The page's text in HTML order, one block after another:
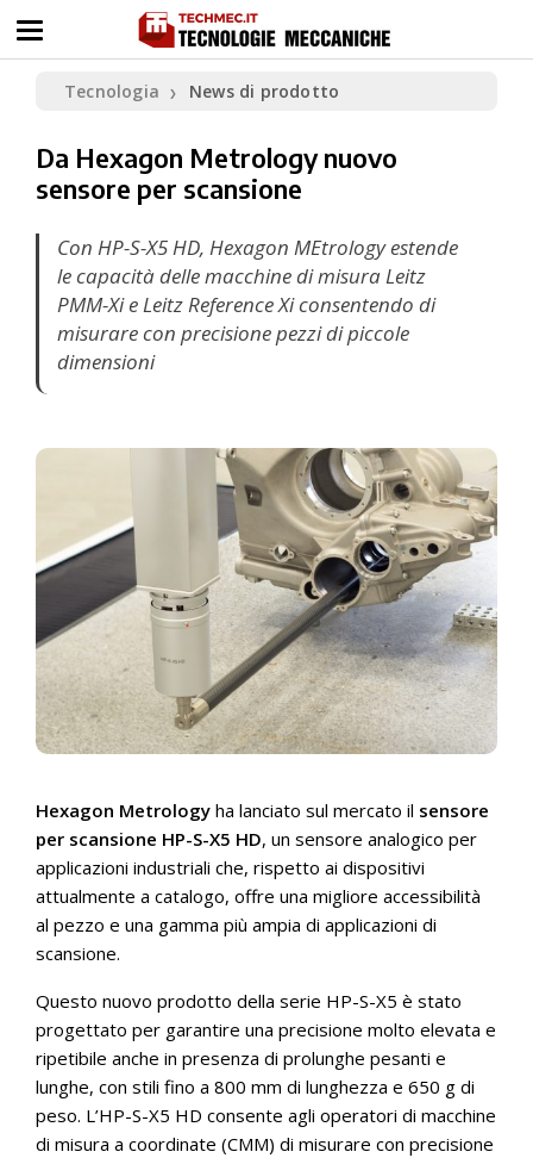
Tecnologia ❯ News di prodotto
Da Hexagon Metrology nuovo
sensore per scansione
Con HP-S-X5 HD, Hexagon MEtrology estende
le capacità delle macchine di misura Leitz
PMM-Xi e Leitz Reference Xi consentendo di
misurare con precisione pezzi di piccole
dimensioni
Hexagon Metrology ha lanciato sul mercato il sensore
per scansione HP-S-X5 HD, un sensore analogico per
applicazioni industriali che, rispetto ai dispositivi
attualmente a catalogo, offre una migliore accessibilità
al pezzo e una gamma più ampia di applicazioni di
scansione.
Questo nuovo prodotto della serie HP-S-X5 è stato
progettato per garantire una precisione molto elevata e
ripetibile anche in presenza di prolunghe pesanti e
lunghe, con stili fino a 800 mm di lunghezza e 650 g di
peso. L’HP-S-X5 HD consente agli operatori di macchine
di misura a coordinate (CMM) di misurare con precisione